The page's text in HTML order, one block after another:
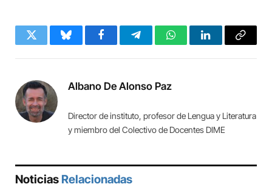
Twitter BlueskyFacebookTelegramWhatsAppLinkedInCopy
Albano De Alonso Paz
Director de instituto, profesor de Lengua y Literatura
y miembro del Colectivo de Docentes DIME
Noticias Relacionadas